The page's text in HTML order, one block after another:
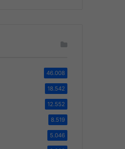
46.008
18.542
12.552
8.519
5.046